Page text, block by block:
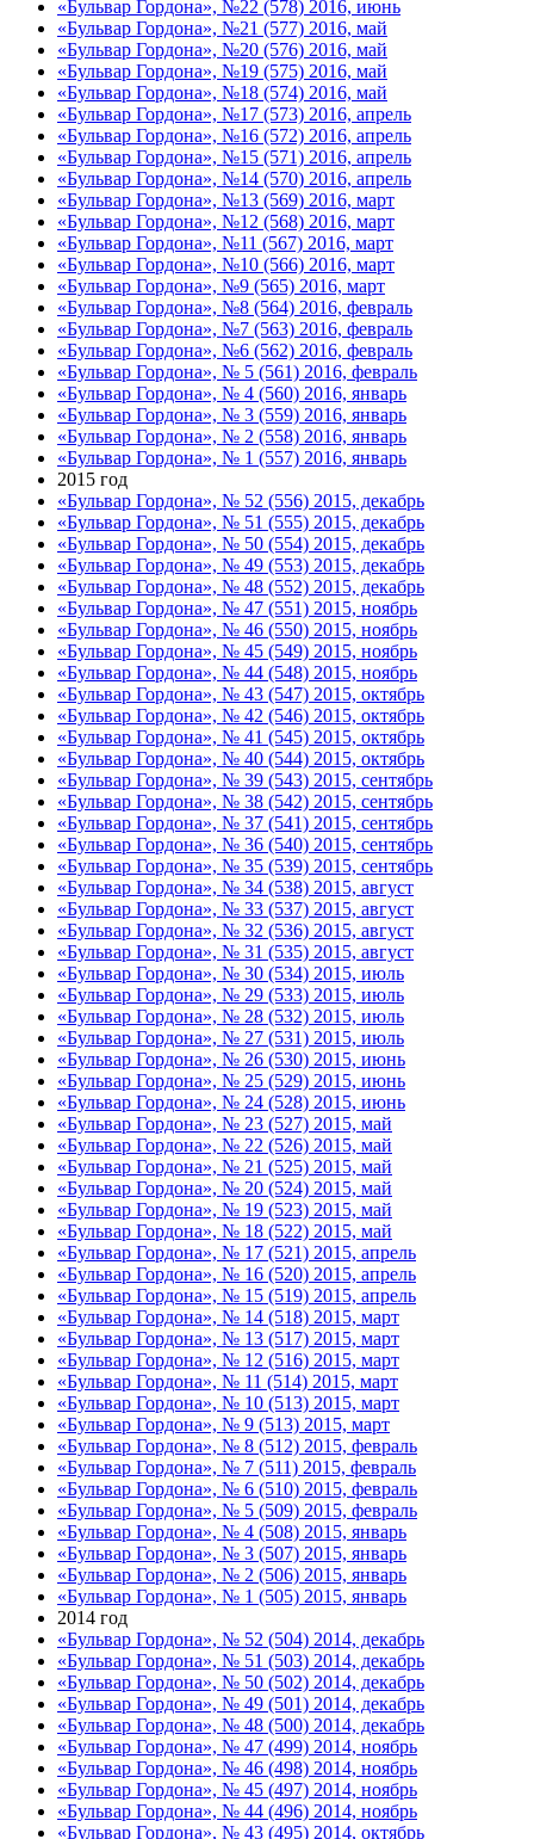
«Бульвар Гордона», №22 (578) 2016, июнь
«Бульвар Гордона», №21 (577) 2016, май
«Бульвар Гордона», №20 (576) 2016, май
«Бульвар Гордона», №19 (575) 2016, май
«Бульвар Гордона», №18 (574) 2016, май
«Бульвар Гордона», №17 (573) 2016, апрель
«Бульвар Гордона», №16 (572) 2016, апрель
«Бульвар Гордона», №15 (571) 2016, апрель
«Бульвар Гордона», №14 (570) 2016, апрель
«Бульвар Гордона», №13 (569) 2016, март
«Бульвар Гордона», №12 (568) 2016, март
«Бульвар Гордона», №11 (567) 2016, март
«Бульвар Гордона», №10 (566) 2016, март
«Бульвар Гордона», №9 (565) 2016, март
«Бульвар Гордона», №8 (564) 2016, февраль
«Бульвар Гордона», №7 (563) 2016, февраль
«Бульвар Гордона», №6 (562) 2016, февраль
«Бульвар Гордона», № 5 (561) 2016, февраль
«Бульвар Гордона», № 4 (560) 2016, январь
«Бульвар Гордона», № 3 (559) 2016, январь
«Бульвар Гордона», № 2 (558) 2016, январь
«Бульвар Гордона», № 1 (557) 2016, январь
2015 год
«Бульвар Гордона», № 52 (556) 2015, декабрь
«Бульвар Гордона», № 51 (555) 2015, декабрь
«Бульвар Гордона», № 50 (554) 2015, декабрь
«Бульвар Гордона», № 49 (553) 2015, декабрь
«Бульвар Гордона», № 48 (552) 2015, декабрь
«Бульвар Гордона», № 47 (551) 2015, ноябрь
«Бульвар Гордона», № 46 (550) 2015, ноябрь
«Бульвар Гордона», № 45 (549) 2015, ноябрь
«Бульвар Гордона», № 44 (548) 2015, ноябрь
«Бульвар Гордона», № 43 (547) 2015, октябрь
«Бульвар Гордона», № 42 (546) 2015, октябрь
«Бульвар Гордона», № 41 (545) 2015, октябрь
«Бульвар Гордона», № 40 (544) 2015, октябрь
«Бульвар Гордона», № 39 (543) 2015, сентябрь
«Бульвар Гордона», № 38 (542) 2015, сентябрь
«Бульвар Гордона», № 37 (541) 2015, сентябрь
«Бульвар Гордона», № 36 (540) 2015, сентябрь
«Бульвар Гордона», № 35 (539) 2015, сентябрь
«Бульвар Гордона», № 34 (538) 2015, август
«Бульвар Гордона», № 33 (537) 2015, август
«Бульвар Гордона», № 32 (536) 2015, август
«Бульвар Гордона», № 31 (535) 2015, август
«Бульвар Гордона», № 30 (534) 2015, июль
«Бульвар Гордона», № 29 (533) 2015, июль
«Бульвар Гордона», № 28 (532) 2015, июль
«Бульвар Гордона», № 27 (531) 2015, июль
«Бульвар Гордона», № 26 (530) 2015, июнь
«Бульвар Гордона», № 25 (529) 2015, июнь
«Бульвар Гордона», № 24 (528) 2015, июнь
«Бульвар Гордона», № 23 (527) 2015, май
«Бульвар Гордона», № 22 (526) 2015, май
«Бульвар Гордона», № 21 (525) 2015, май
«Бульвар Гордона», № 20 (524) 2015, май
«Бульвар Гордона», № 19 (523) 2015, май
«Бульвар Гордона», № 18 (522) 2015, май
«Бульвар Гордона», № 17 (521) 2015, апрель
«Бульвар Гордона», № 16 (520) 2015, апрель
«Бульвар Гордона», № 15 (519) 2015, апрель
«Бульвар Гордона», № 14 (518) 2015, март
«Бульвар Гордона», № 13 (517) 2015, март
«Бульвар Гордона», № 12 (516) 2015, март
«Бульвар Гордона», № 11 (514) 2015, март
«Бульвар Гордона», № 10 (513) 2015, март
«Бульвар Гордона», № 9 (513) 2015, март
«Бульвар Гордона», № 8 (512) 2015, февраль
«Бульвар Гордона», № 7 (511) 2015, февраль
«Бульвар Гордона», № 6 (510) 2015, февраль
«Бульвар Гордона», № 5 (509) 2015, февраль
«Бульвар Гордона», № 4 (508) 2015, январь
«Бульвар Гордона», № 3 (507) 2015, январь
«Бульвар Гордона», № 2 (506) 2015, январь
«Бульвар Гордона», № 1 (505) 2015, январь
2014 год
«Бульвар Гордона», № 52 (504) 2014, декабрь
«Бульвар Гордона», № 51 (503) 2014, декабрь
«Бульвар Гордона», № 50 (502) 2014, декабрь
«Бульвар Гордона», № 49 (501) 2014, декабрь
«Бульвар Гордона», № 48 (500) 2014, декабрь
«Бульвар Гордона», № 47 (499) 2014, ноябрь
«Бульвар Гордона», № 46 (498) 2014, ноябрь
«Бульвар Гордона», № 45 (497) 2014, ноябрь
«Бульвар Гордона», № 44 (496) 2014, ноябрь
«Бульвар Гордона», № 43 (495) 2014, октябрь